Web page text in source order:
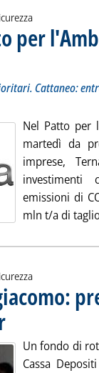
per
Nel Patto 6
giovedì 09 luglio
Cattaneo:
Nel Patto per
martedì da
imprese,
investimenti
emissioni di
mln t/a di
. Pubblicata mercoledì 08
Un fondo di
Cassa